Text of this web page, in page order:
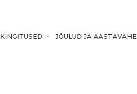
KINGITUSED JÕULUD JA